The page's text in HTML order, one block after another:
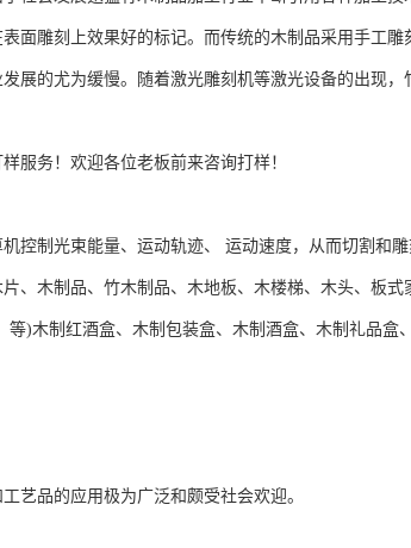
面雕刻上效果好的标记。而传统的木制品采用手工
展的尤为缓慢。随着激光雕刻机等激光设备的出现
服务！欢迎各位老板前来咨询打样！
控制光束能量、运动轨迹、 运动速度，从而切割和
、木制品、竹木制品、木地板、木楼梯、木头、板式
)木制红酒盒、木制包装盒、木制酒盒、木制礼品盒
艺品的应用极为广泛和颇受社会欢迎。